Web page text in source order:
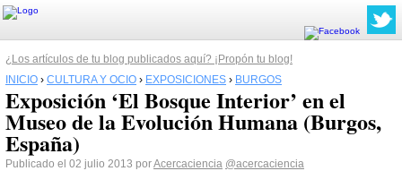
¿Los artículos de tu blog publicados aquí? ¡Propón tu blog!
INICIO › CULTURA Y OCIO › EXPOSICIONES › BURGOS
Exposición ‘El Bosque Interior’ en el
Museo de la Evolución Humana (Burgos,
España)
Publicado el 02 julio 2013 porAcercaciencia @acercaciencia